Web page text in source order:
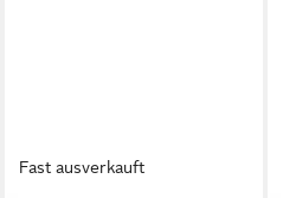
Fast ausverkauft